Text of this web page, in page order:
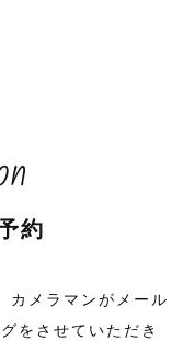
約
カメラマンがメール
をさせていただき